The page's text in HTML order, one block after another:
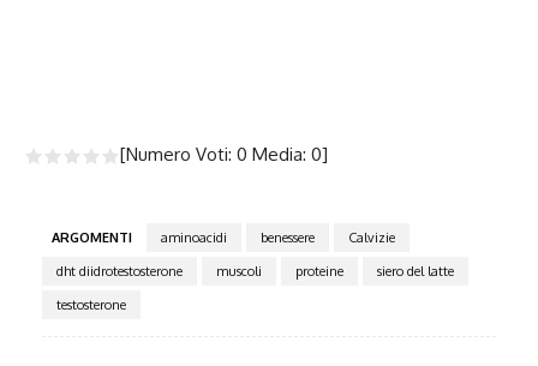
[Numero Voti: 0 Media: 0]
ARGOMENTI aminoacidi benessere
Calvizie
dht diidrotestosterone
muscoli proteine
siero del latte
testosterone